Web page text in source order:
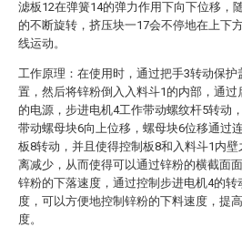
滤板12在弹簧14的弹力作用下向下位移，
的不断旋转，挤压块一17会不停地在上下
线运动。
工作原理：在使用时，通过把手3转动保护
置，然后将锌粉倒入入料斗1的内部，通过
的电源，步进电机4工作带动螺纹杆5转动
带动螺母块6向上位移，螺母块6位移通过
板8转动，并且使得控制板8和入料斗1内
离减少，从而使得可以通过锌粉的横截面
锌粉的下落速度，通过控制步进电机4的转
度，可以方便地控制锌粉的下料速度，提
度。